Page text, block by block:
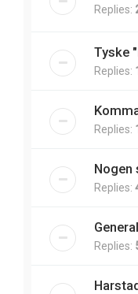
Replies:
Tyske
Replies: 1
Replies: 1
Nogen
Replies:
Replies: